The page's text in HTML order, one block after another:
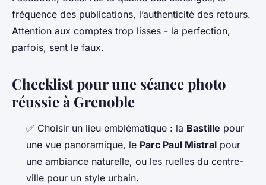
fréquence des publications, l’authenticité des retours.
Attention aux comptes trop lisses - la perfection,
parfois, sent le faux.
Checklist pour une séance photo
réussie à Grenoble
✅ Choisir un lieu emblématique : la Bastille pour
une vue panoramique, le Parc Paul Mistral pour
une ambiance naturelle, ou les ruelles du centre-
ville pour un style urbain.